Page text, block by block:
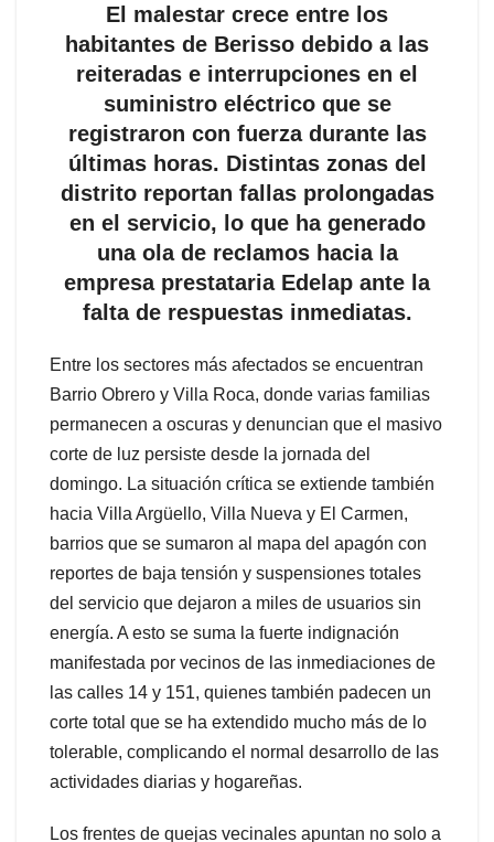
El malestar crece entre los
habitantes de Berisso debido a las
reiteradas e interrupciones en el
suministro eléctrico que se
registraron con fuerza durante las
últimas horas. Distintas zonas del
distrito reportan fallas prolongadas
en el servicio, lo que ha generado
una ola de reclamos hacia la
empresa prestataria Edelap ante la
falta de respuestas inmediatas.
Entre los sectores más afectados se encuentran
Barrio Obrero y Villa Roca, donde varias familias
permanecen a oscuras y denuncian que el masivo
corte de luz persiste desde la jornada del
domingo. La situación crítica se extiende también
hacia Villa Argüello, Villa Nueva y El Carmen,
barrios que se sumaron al mapa del apagón con
reportes de baja tensión y suspensiones totales
del servicio que dejaron a miles de usuarios sin
energía. A esto se suma la fuerte indignación
manifestada por vecinos de las inmediaciones de
las calles 14 y 151, quienes también padecen un
corte total que se ha extendido mucho más de lo
tolerable, complicando el normal desarrollo de las
actividades diarias y hogareñas.
Los frentes de quejas vecinales apuntan no solo a